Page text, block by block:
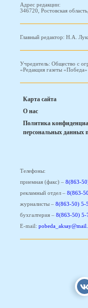
Адрес редакции:
346720, Ростовская
Главный редактор: Н.А.
Учредитель: Общество с
«Редакция газеты «Победа»
Карта сайта
О нас
Политика
персональных данных
Телефоны:
приемная (факс) – 8(863-
рекламный отдел – 8(863-
журналисты – 8(863-50) 5-
бухгалтерия – 8(863-50) 5-
E-mail: